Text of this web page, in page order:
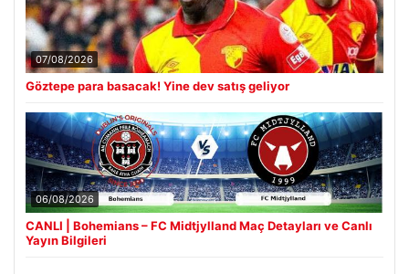
07/08/2026
Göztepe para basacak! Yine dev satış geliyor
06/08/2026
CANLI | Bohemians – FC Midtjylland Maç Detayları ve Canlı
Yayın Bilgileri